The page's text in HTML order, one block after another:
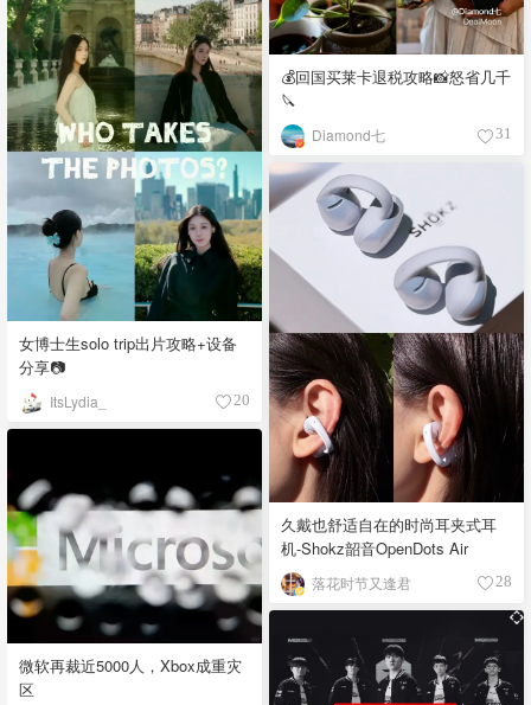
💰回国买莱卡退税攻略📸怒省几千
🔪
Diamond七 31
女博士生solo trip出片攻略+设备
分享📷
ItsLydia_ 20
久戴也舒适自在的时尚耳夹式耳
机-Shokz韶音OpenDots Air
落花时节又逢君 28
微软再裁近5000人，Xbox成重灾
区